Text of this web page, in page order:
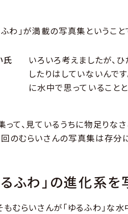
るふわ」が満載の写真集という
氏
いろいろ考えましたが、
したりはしていないんで
に水中で思っていること
集って、見ているうちに物足りな
回のむらいさんの写真集は存分
るふわ」の進化系
そもむらいさんが「ゆるふわ」